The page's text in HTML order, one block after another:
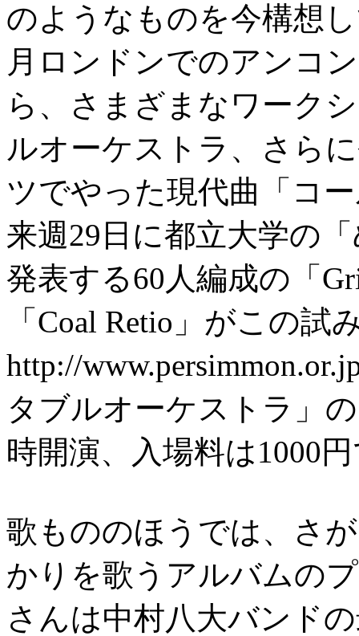
のようなものを今構想
月ロンドンでのアンコ
ら、さまざまなワーク
ルオーケストラ、さら
ツでやった現代曲「コ
来週29日に都立大学の
発表する60人編成の「
「Coal Retio」がこの
http://
タブルオーケストラ」
時開演、入場料は1000
歌もののほうでは、さ
かりを歌うアルバムの
さんは中村八大バンド